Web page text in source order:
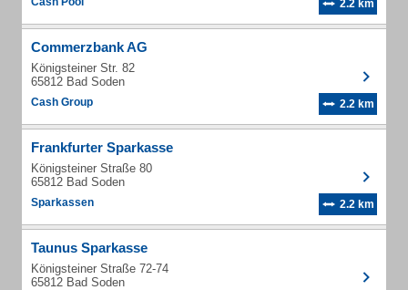
2.2 km
Commerzbank AG
Königsteiner Str. 82
65812 Bad Soden
Cash Group 2.2 km
Frankfurter Sparkasse
Königsteiner Straße 80
65812 Bad Soden
Sparkassen 2.2 km
Taunus Sparkasse
Königsteiner Straße 72-74
65812 Bad Soden